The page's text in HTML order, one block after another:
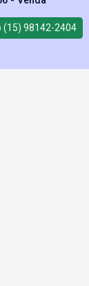
(15) 98142-2404